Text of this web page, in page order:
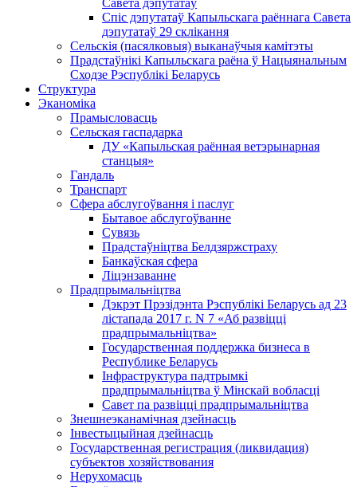
Савета дэпутатаў
Спіс дэпутатаў Капыльскага раённага Савета
дэпутатаў 29 склікання
Сельскія (пасялковыя) выканаўчыя камітэты
Прадстаўнікі Капыльскага раёна ў Нацыянальным
Сходзе Рэспублікі Беларусь
Структура
Эканоміка
Прамысловасць
Сельская гаспадарка
ДУ «Капыльская раённая ветэрынарная
станцыя»
Гандаль
Транспарт
Сфера абслугоўвання і паслуг
Бытавое абслугоўванне
Сувязь
Прадстаўніцтва Белдзяржстраху
Банкаўская сфера
Ліцэнзаванне
Прадпрымальніцтва
Дэкрэт Прэзідэнта Рэспублікі Беларусь ад 23
лістапада 2017 г. N 7 «Аб развіцці
прадпрымальніцтва»
Государственная поддержка бизнеса в
Республике Беларусь
Інфраструктура падтрымкі
прадпрымальніцтва ў Мінскай вобласці
Савет па развіцці прадпрымальніцтва
Знешнеэканамічная дзейнасць
Інвестыцыйная дзейнасць
Государственная регистрация (ликвидация)
субъектов хозяйствования
Нерухомасць